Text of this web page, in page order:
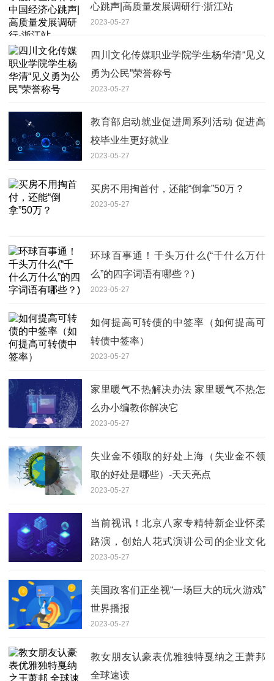
心跳声|高质量发展调研行·浙江站
2023-05-27
四川文化传媒职业学院学生杨华清“见义
勇为公民”荣誉称号
2023-05-27
教育部启动就业促进周系列活动 促进高
校毕业生更好就业
2023-05-27
买房不用掏首付，还能“倒拿”50万？
2023-05-27
环球百事通！千头万什么(“千什么万什
么”的四字词语有哪些？)
2023-05-27
如何提高可转债的中签率（如何提高可
转债中签率）
2023-05-27
家里暖气不热解决办法 家里暖气不热怎
么办小编教你解决它
2023-05-27
失业金不领取的好处上海（失业金不领
取的好处是哪些）-天天亮点
2023-05-27
当前视讯！北京八家专精特新企业怀柔
路演，创始人花式演讲公司的企业文化
和前景
2023-05-27
美国政客们正坐视“一场巨大的玩火游戏”
世界播报
2023-05-27
教女朋友认豪表优雅独特戛纳之王萧邦
全球速读